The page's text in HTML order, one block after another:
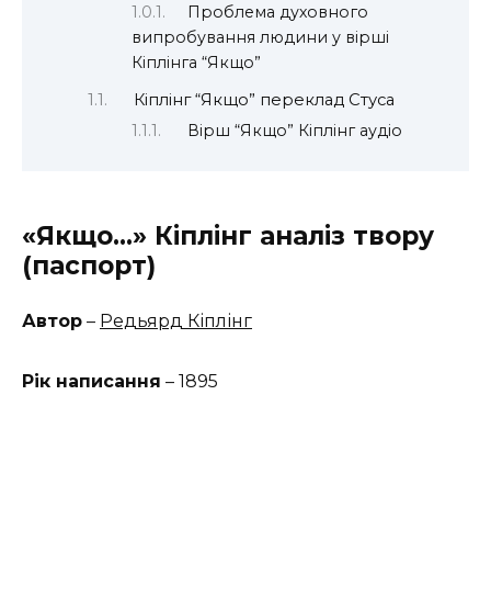
Проблема духовного
випробування людини у вірші
Кіплінга “Якщо”
Кіплінг “Якщо” переклад Стуса
Вірш “Якщо” Кіплінг аудіо
«Якщо…» Кіплінг аналіз твору
(паспорт)
Автор – Редьярд Кіплінг
Рік написання – 1895